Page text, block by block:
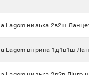
Lagom низька 2в2ш
Lagom вітрина 1д1в1ш